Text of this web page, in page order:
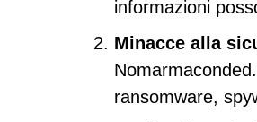
informazioni
Minacce alla
ransomware,